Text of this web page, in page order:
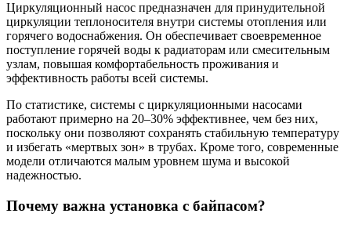
Циркуляционный насос предназначен для принудительной
циркуляции теплоносителя внутри системы отопления или
горячего водоснабжения. Он обеспечивает своевременное
поступление горячей воды к радиаторам или смесительным
узлам, повышая комфортабельность проживания и
эффективность работы всей системы.
По статистике, системы с циркуляционными насосами
работают примерно на 20–30% эффективнее, чем без них,
поскольку они позволяют сохранять стабильную температуру
и избегать «мертвых зон» в трубах. Кроме того, современные
модели отличаются малым уровнем шума и высокой
надежностью.
Почему важна установка с байпасом?